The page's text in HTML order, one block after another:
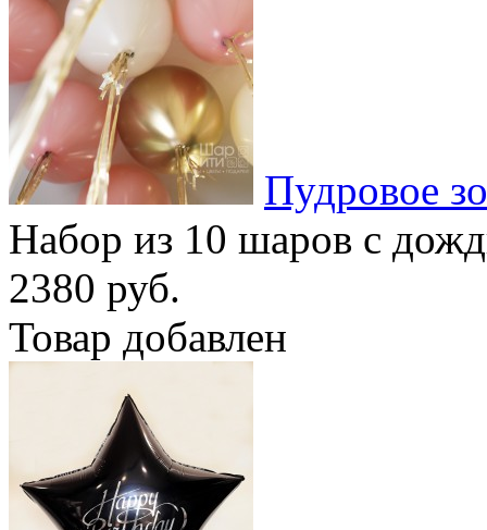
Пудровое
Набор из 10 шаров с
2380 руб.
Товар добавлен